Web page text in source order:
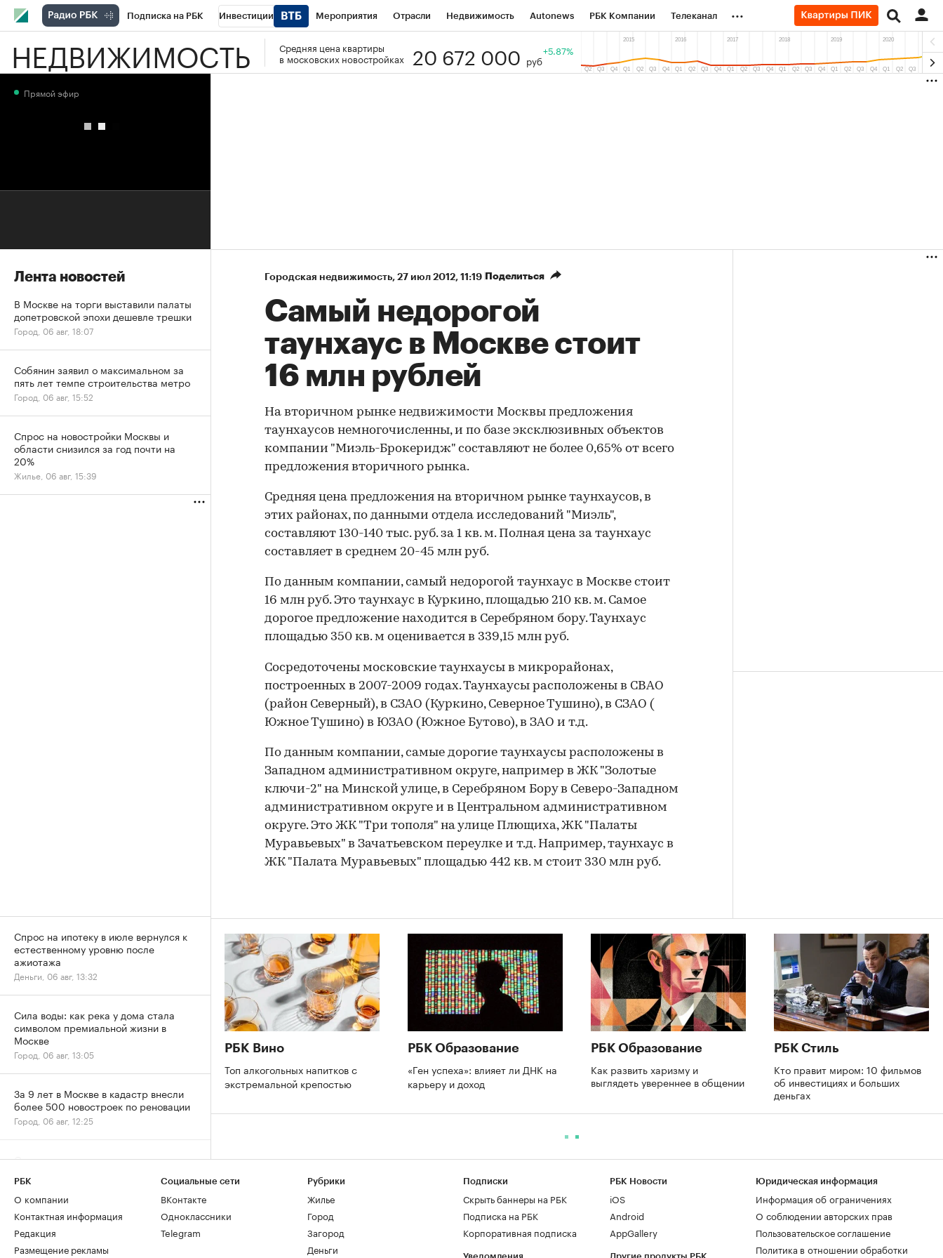
Подписка на РБК Инвестиции Мероприятия Отрасли Недвижимость Autonews РБК Компании Телеканал
РБК Вино Спорт Школа управления РБК РБК Образование Тренды
...
НЕДВИЖИМОСТЬ
Средняя цена квартиры
в московских новостройках
20 672 000 руб
+5.87%
Городская недвижимость⁠, 27 июл 2012, 11:19 Поделиться
Самый недорогой
таунхаус в Москве стоит
16 млн рублей
На вторичном рынке недвижимости Москвы предложения
таунхаусов немногочисленны, и по базе эксклюзивных объектов
компании "Миэль-Брокеридж" составляют не более 0,65% от всего
предложения вторичного рынка.
Средняя цена предложения на вторичном рынке таунхаусов, в
этих районах, по данными отдела исследований "Миэль",
составляют 130-140 тыс. руб. за 1 кв. м. Полная цена за таунхаус
составляет в среднем 20-45 млн руб.
По данным компании, самый недорогой таунхаус в Москве стоит
16 млн руб. Это таунхаус в Куркино, площадью 210 кв. м. Самое
дорогое предложение находится в Серебряном бору. Таунхаус
площадью 350 кв. м оценивается в 339,15 млн руб.
Сосредоточены московские таунхаусы в микрорайонах,
построенных в 2007-2009 годах. Таунхаусы расположены в СВАО
(район Северный), в СЗАО (Куркино, Северное Тушино), в СЗАО (
Южное Тушино) в ЮЗАО (Южное Бутово), в ЗАО и т.д.
По данным компании, самые дорогие таунхаусы расположены в
Западном административном округе, например в ЖК "Золотые
ключи-2" на Минской улице, в Серебряном Бору в Северо-Западном
административном округе и в Центральном административном
округе. Это ЖК "Три тополя" на улице Плющиха, ЖК "Палаты
Муравьевых" в Зачатьевском переулке и т.д. Например, таунхаус в
ЖК "Палата Муравьевых" площадью 442 кв. м стоит 330 млн руб.
РБК Вино
Топ алкогольных напитков с
экстремальной крепостью
РБК Образование
«Ген успеха»: влияет ли ДНК на
карьеру и доход
РБК Образование
Как развить харизму и
выглядеть увереннее в общении
РБК Стиль
Кто правит миром: 10 фильмов
об инвестициях и больших
деньгах
Прямой эфир
Лента новостей
В Москве на торги выставили палаты
допетровской эпохи дешевле трешки
Город, 06 авг, 18:07
Собянин заявил о максимальном за
пять лет темпе строительства метро
Город, 06 авг, 15:52
Спрос на новостройки Москвы и
области снизился за год почти на
20%
Жилье, 06 авг, 15:39
Спрос на ипотеку в июле вернулся к
естественному уровню после
ажиотажа
Деньги, 06 авг, 13:32
Сила воды: как река у дома стала
символом премиальной жизни в
Москве
Город, 06 авг, 13:05
За 9 лет в Москве в кадастр внесли
более 500 новостроек по реновации
Город, 06 авг, 12:25
От каких материалов при ремонте
Дизайн, 06 авг, 11:47
Более половины компаний при
ремонте офисов превышают
изначальный бюджет
РБК
О компании
Контактная информация
Редакция
Размещение рекламы
Социальные сети
ВКонтакте
Одноклассники
Telegram
Рубрики
Жилье
Город
Загород
Деньги
Подписки
Скрыть баннеры на РБК
Подписка на РБК
Корпоративная подписка
РБК Новости
iOS
Android
AppGallery
Юридическая информация
Информация об ограничениях
О соблюдении авторских прав
Пользовательское соглашение
Политика в отношении обработки